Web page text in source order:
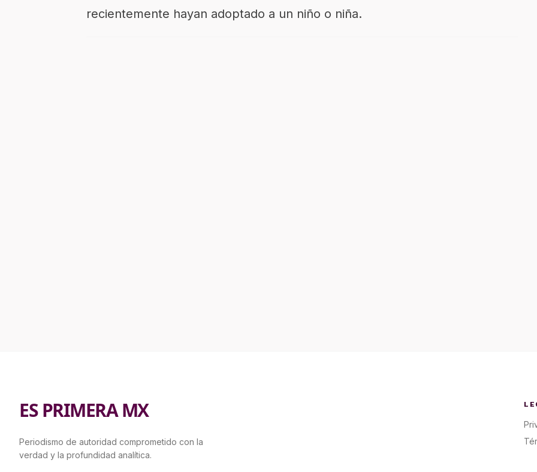
recientemente hayan adoptado a un niño o niña.
ES PRIMERA MX
Periodismo de autoridad comprometido con la
verdad y la profundidad analítica.